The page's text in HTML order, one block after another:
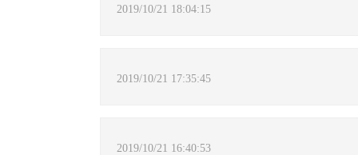
2019/10/21 18:04:15
2019/10/21 17:35:45
2019/10/21 16:40:53